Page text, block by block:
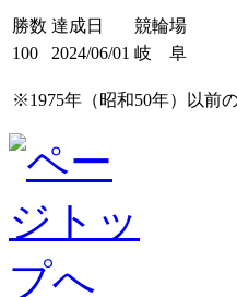
勝数 達成日
競輪場
100
2024/06/01 岐 阜
※1975年（昭和50年）以前